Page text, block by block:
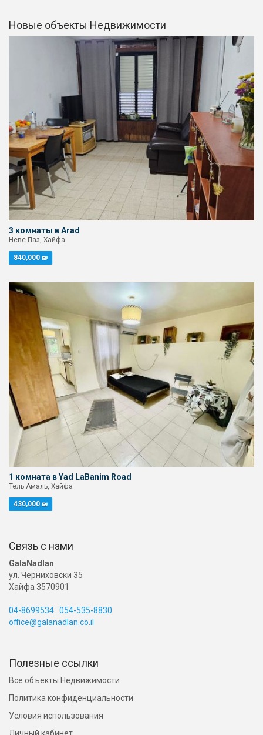
Новые объекты Недвижимости
3 комнаты в Arad
Неве Паз, Хайфа
840,000 ₪
1 комната в Yad LaBanim Road
Тель Амаль, Хайфа
430,000 ₪
Связь с нами
GalaNadlan
ул. Черниховски 35
Хайфа 3570901
04-8699534 054-535-8830
office@galanadlan.co.il
Полезные ссылки
Все объекты Недвижимости
Политика конфиденциальности
Условия использования
Личный кабинет